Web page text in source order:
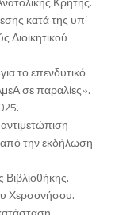
κατά της υπ’
το επενδυτικό
σε παραλίες».
από την εκδήλωση
Βιβλιοθήκης.
Χερσονήσου.